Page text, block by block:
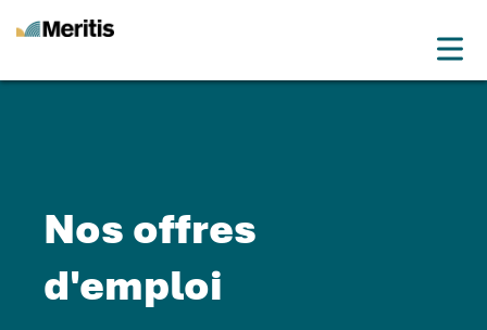
Nos offres
d'emploi